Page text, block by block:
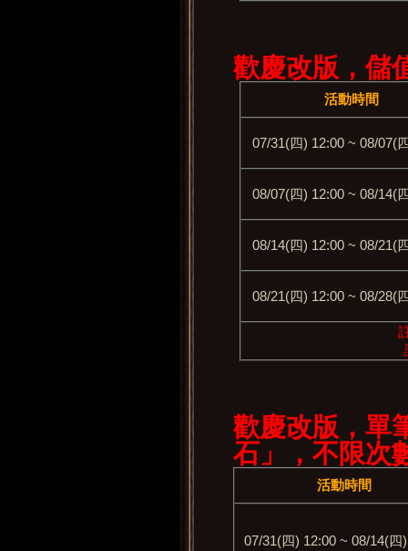
歡慶改版，儲
活動時間
07/31(四) 12:00 ~ 08/07(
08/07(四) 12:00 ~ 08/14(
08/14(四) 12:00 ~ 08/21(
08/21(四) 12:00 ~ 08/28(
歡慶改版，單
石」，不限次
活動時間
07/31(四) 12:00 ~ 08/14(四